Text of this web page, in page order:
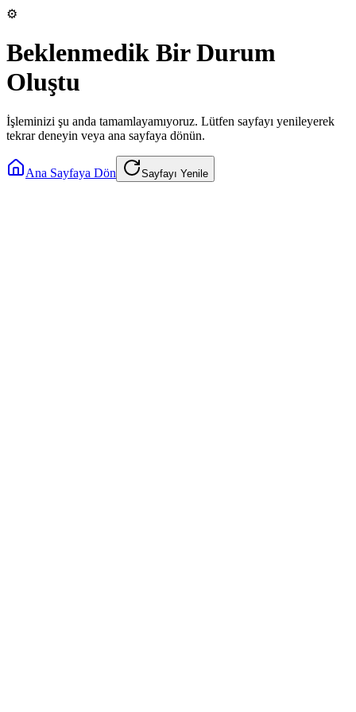
⚙️
Beklenmedik Bir Durum
Oluştu
İşleminizi şu anda tamamlayamıyoruz. Lütfen sayfayı yenileyerek
tekrar deneyin veya ana sayfaya dönün.
Ana Sayfaya Dön Sayfayı Yenile